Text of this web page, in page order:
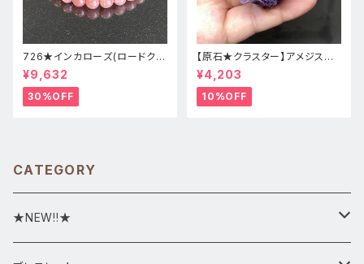
726★インカローズ(ロードクロ
サイト)★天然石ブレスレット新
品
¥9,632
30%OFF
【原石★クラスター】アメジスト
★ハート形★cp-071天然石パ
ワーストーン★インテリア置物
¥4,203
10%OFF
CATEGORY
★NEW!!★